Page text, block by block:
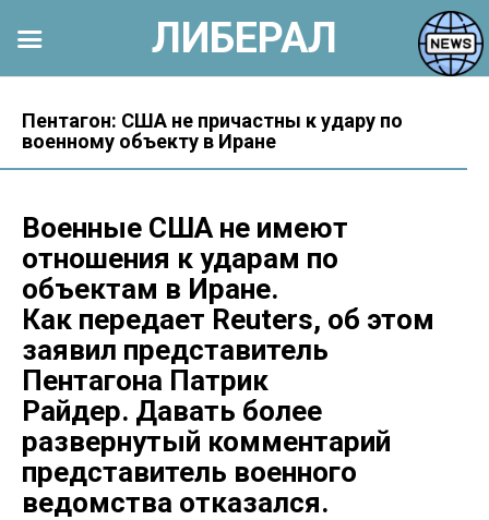
контенту
Пентагон: США не причастны к удару по
военному объекту в Иране
Военные США не имеют
отношения к ударам по
объектам в Иране.
Как передает Reuters, об этом
заявил представитель
Пентагона Патрик
Райдер. Давать более
развернутый комментарий
представитель военного
ведомства отказался.
ЛИБЕРАЛ